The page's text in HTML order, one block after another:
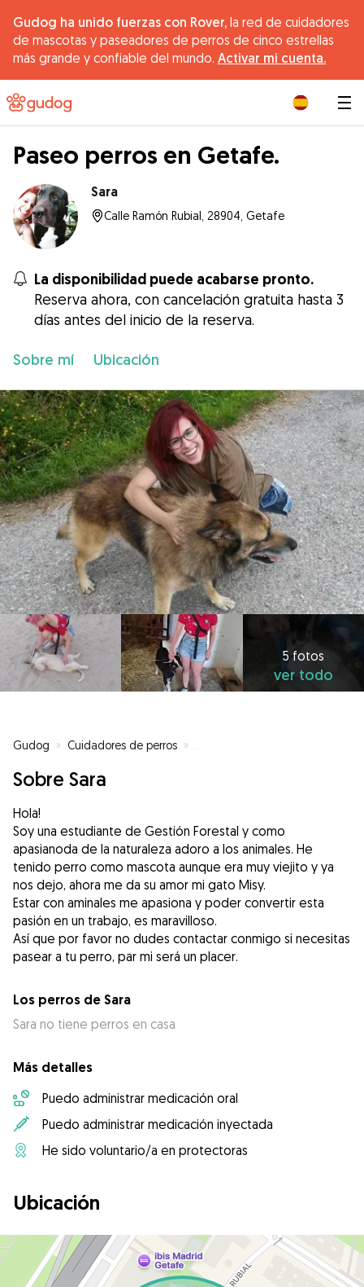
Gudog ha unido fuerzas con Rover, la red de cuidadores
de mascotas y paseadores de perros de cinco estrellas
más grande y confiable del mundo. Activar mi cuenta.
Paseo perros en Getafe.
Sara
Calle Ramón Rubial, 28904, Getafe
La disponibilidad puede acabarse pronto.
Reserva ahora, con cancelación gratuita hasta 3
días antes del inicio de la reserva.
Sobre mí Ubicación
5 fotos
ver todo
Gudog » Cuidadores de perros »
Sobre Sara
Hola!
Soy una estudiante de Gestión Forestal y como
apasianoda de la naturaleza adoro a los animales. He
tenido perro como mascota aunque era muy viejito y ya
nos dejo, ahora me da su amor mi gato Misy.
Estar con aminales me apasiona y poder convertir esta
pasión en un trabajo, es maravilloso.
Así que por favor no dudes contactar conmigo si necesitas
pasear a tu perro, par mi será un placer.
Los perros de Sara
Sara no tiene perros en casa
Más detalles
Puedo administrar medicación oral
Puedo administrar medicación inyectada
He sido voluntario/a en protectoras
Ubicación